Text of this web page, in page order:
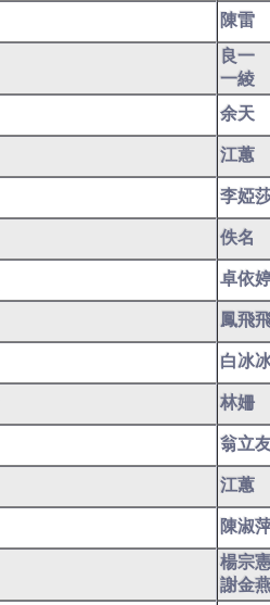
陳雷
良一
一綾
余天
江蕙
李婭
佚名
卓依
鳳飛
白冰
林姍
翁立
江蕙
陳淑
楊宗
謝金